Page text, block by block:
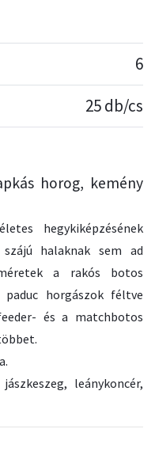
6
25 db/cs
horog, kemény
hegykiképzésének
halaknak sem ad
a rakós botos
horgászok féltve
és a matchbotos
leánykoncér,